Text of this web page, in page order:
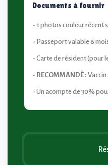
Documents à fournir
- 1 photos couleur récent
- Passeport valable 6
- Carte de résident (pour
- RECOMMANDÉ : Vaccin
- Un acompte de 30%